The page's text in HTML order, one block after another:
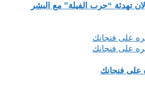
تهدئة “حرب الفيلة” مع البشر
على فنجانك